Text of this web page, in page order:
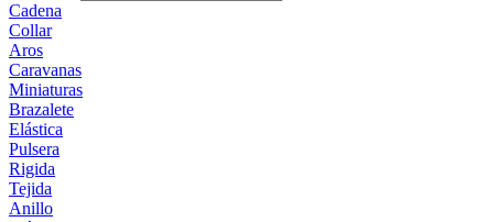
Cadena
Collar
Aros
Caravanas
Miniaturas
Brazalete
Elástica
Pulsera
Rigida
Tejida
Anillo